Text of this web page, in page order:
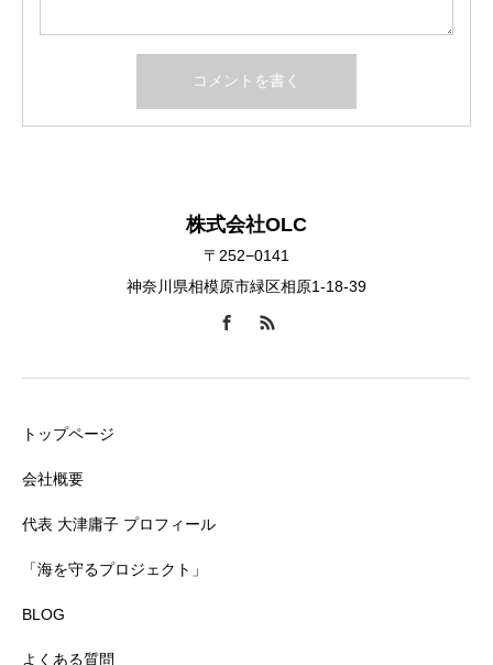
株式会社OLC
〒252−0141
神奈川県相模原市緑区相原1-18-39
トップページ
会社概要
代表 大津庸子 プロフィール
「海を守るプロジェクト」
BLOG
よくある質問